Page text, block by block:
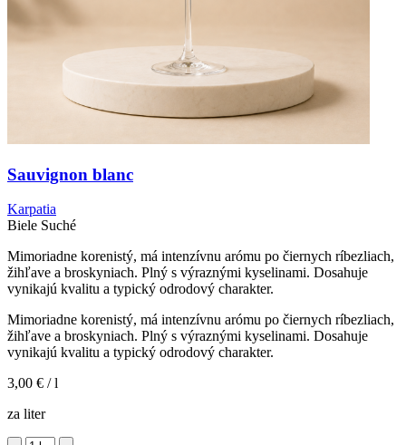
Sauvignon blanc
Karpatia
Biele Suché
Mimoriadne korenistý, má intenzívnu arómu po čiernych ríbezliach,
žihľave a broskyniach. Plný s výraznými kyselinami. Dosahuje
vynikajú kvalitu a typický odrodový charakter.
Mimoriadne korenistý, má intenzívnu arómu po čiernych ríbezliach,
žihľave a broskyniach. Plný s výraznými kyselinami. Dosahuje
vynikajú kvalitu a typický odrodový charakter.
3,00 € / l
za liter